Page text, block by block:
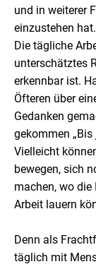
und in weiterer
einzustehen hat.
Die tägliche
unterschätztes
erkennbar ist.
Öfteren über
Gedanken
gekommen
Vielleicht
bewegen, sich
machen, wo die
Arbeit lauern
Denn als
täglich mit